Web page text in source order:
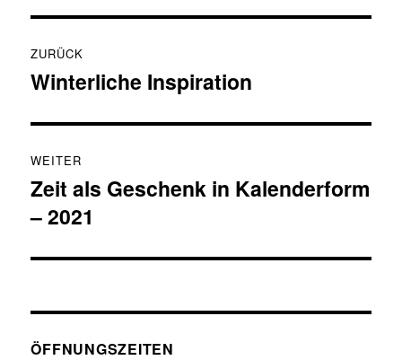
ZURÜCK
Vorheriger
Winterliche Inspiration
WEITER
Nächster
Beitrag:
Zeit als Geschenk in Kalenderform
– 2021
ÖFFNUNGSZEITEN